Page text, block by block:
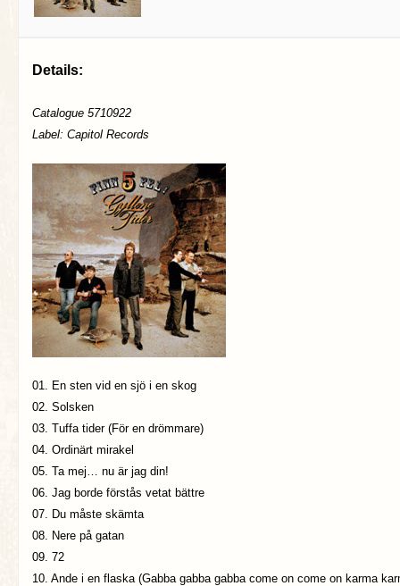
Details:
Catalogue 5710922
Label: Capitol Records
01. En sten vid en sjö i en skog
02. Solsken
03. Tuffa tider (För en drömmare)
04. Ordinärt mirakel
05. Ta mej… nu är jag din!
06. Jag borde förstås vetat bättre
07. Du måste skämta
08. Nere på gatan
09. 72
10. Ande i en flaska (Gabba gabba gabba come on come on karma